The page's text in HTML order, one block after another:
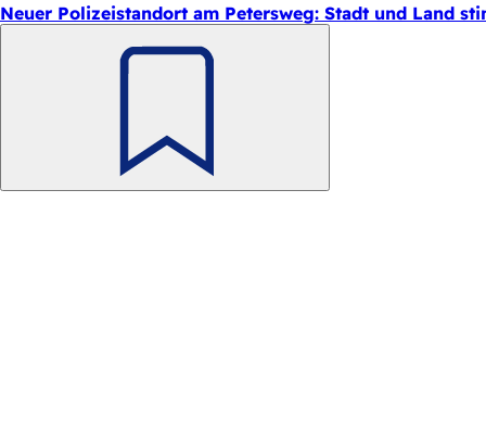
Neuer Polizeistandort am Petersweg: Stadt und Land